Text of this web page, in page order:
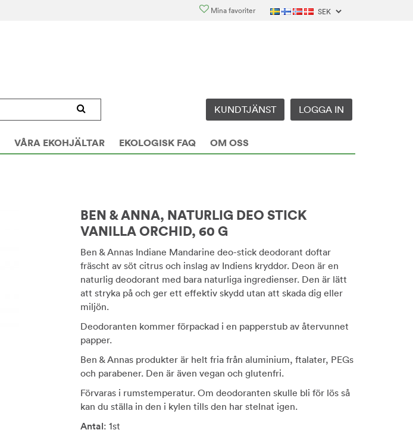
Mina favoriter
KUNDTJÄNST LOGGA IN
VÅRA EKOHJÄLTAR EKOLOGISK FAQ OM OSS
BEN & ANNA, NATURLIG DEO STICK
VANILLA ORCHID, 60 G
Ben & Annas Indiane Mandarine deo-stick deodorant doftar
fräscht av söt citrus och inslag av Indiens kryddor. Deon är en
naturlig deodorant med bara naturliga ingredienser. Den är lätt
att stryka på och ger ett effektiv skydd utan att skada dig eller
miljön.
Deodoranten kommer förpackad i en papperstub av återvunnet
papper.
Ben & Annas produkter är helt fria från aluminium, ftalater, PEGs
och parabener. Den är även vegan och glutenfri.
Förvaras i rumstemperatur. Om deodoranten skulle bli för lös så
kan du ställa in den i kylen tills den har stelnat igen.
Antal: 1st